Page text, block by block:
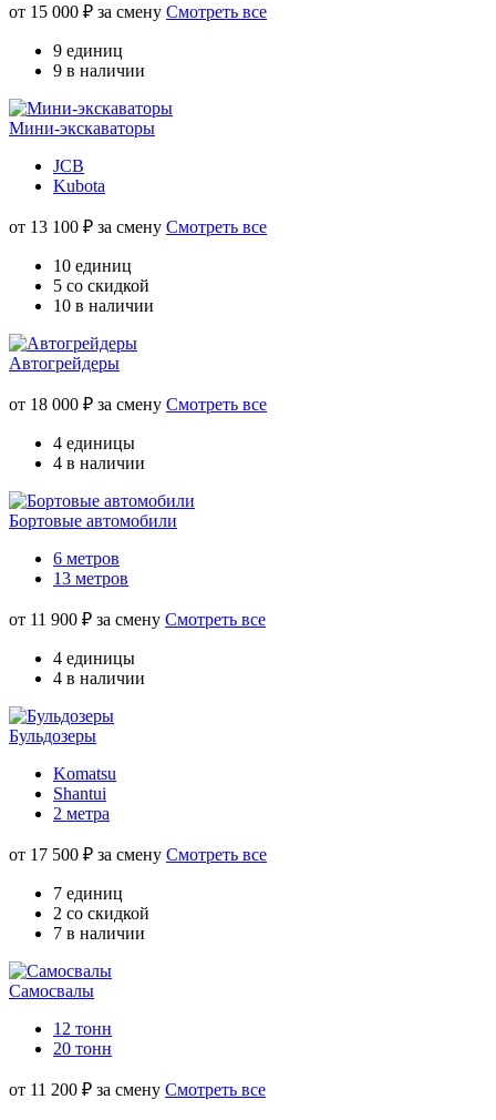
от 15 000 ₽ за смену Смотреть все
9 единиц
9 в наличии
Мини-экскаваторы
JCB
Kubota
от 13 100 ₽ за смену Смотреть все
10 единиц
5 со скидкой
10 в наличии
Автогрейдеры
от 18 000 ₽ за смену Смотреть все
4 единицы
4 в наличии
Бортовые автомобили
6 метров
13 метров
от 11 900 ₽ за смену Смотреть все
4 единицы
4 в наличии
Бульдозеры
Komatsu
Shantui
2 метра
от 17 500 ₽ за смену Смотреть все
7 единиц
2 со скидкой
7 в наличии
Самосвалы
12 тонн
20 тонн
от 11 200 ₽ за смену Смотреть все